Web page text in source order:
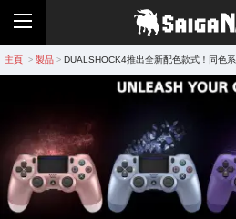
主頁 > 製品 > DUALSHOCK4推出全新配色款式！同色